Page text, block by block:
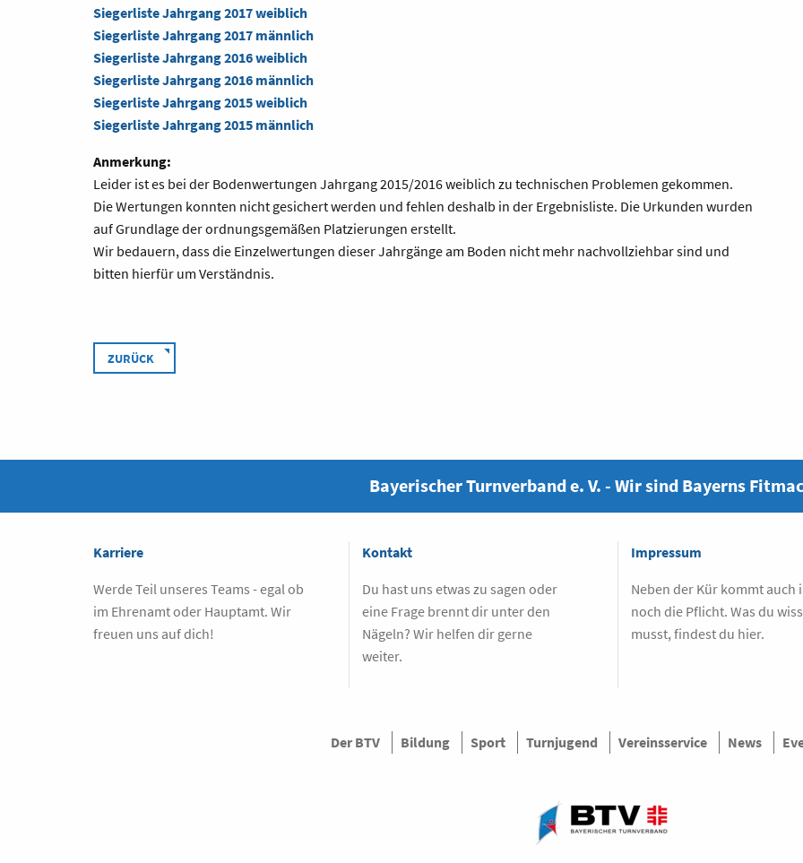
Siegerliste Jahrgang 2017 weiblich
Siegerliste Jahrgang 2017 männlich
Siegerliste Jahrgang 2016 weiblich
Siegerliste Jahrgang 2016 männlich
Siegerliste Jahrgang 2015 weiblich
Siegerliste Jahrgang 2015 männlich
Anmerkung:
Leider ist es bei der Bodenwertungen Jahrgang 2015/2016 weiblich zu technischen Problemen gekommen.
Die Wertungen konnten nicht gesichert werden und fehlen deshalb in der Ergebnisliste. Die Urkunden wurden
auf Grundlage der ordnungsgemäßen Platzierungen erstellt.
Wir bedauern, dass die Einzelwertungen dieser Jahrgänge am Boden nicht mehr nachvollziehbar sind und
bitten hierfür um Verständnis.
ZURÜCK
Bayerischer Turnverband e. V. - Wir sind Bayerns
Karriere
Werde Teil unseres Teams - egal ob
im Ehrenamt oder Hauptamt. Wir
freuen uns auf dich!
Kontakt
Du hast uns etwas zu sagen oder
eine Frage brennt dir unter den
Nägeln? Wir helfen dir gerne
weiter.
Impressum
Neben der Kür kommt auch
noch die Pflicht. Was du
musst, findest du hier.
Der BTV Bildung Sport Turnjugend Vereinsservice News